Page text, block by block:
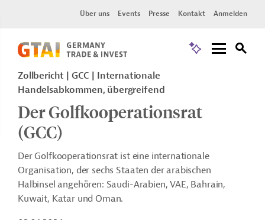
Über uns Events Presse Kontakt Anmelden
Zollbericht GCC
Internationale
Handelsabkommen, übergreifend
Der Golfkooperationsrat
(GCC)
Der Golfkooperationsrat ist eine internationale
Organisation, der sechs Staaten der arabischen
Halbinsel angehören: Saudi-Arabien, VAE, Bahrain,
Kuwait, Katar und Oman.